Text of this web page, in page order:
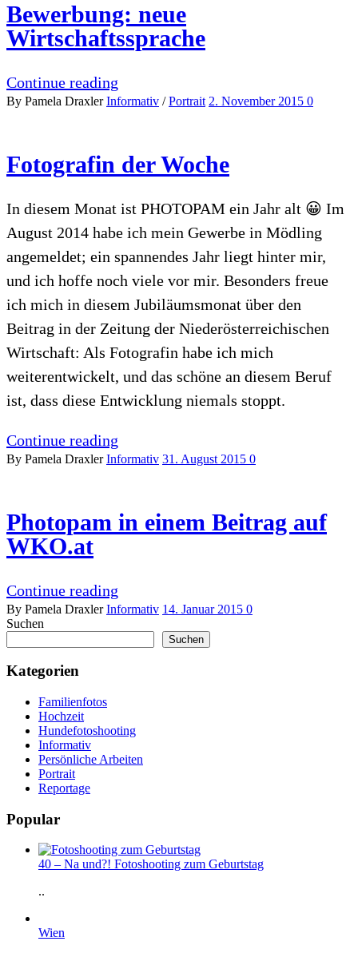
Bewerbung: neue
Wirtschaftssprache
Continue reading
By Pamela DraxlerInformativ /Portrait 2. November 2015 0
Fotografin der Woche
In diesem Monat ist PHOTOPAM ein Jahr alt 😀 Im
August 2014 habe ich mein Gewerbe in Mödling
angemeldet; ein spannendes Jahr liegt hinter mir,
und ich hoffe noch viele vor mir. Besonders freue
ich mich in diesem Jubiläumsmonat über den
Beitrag in der Zeitung der Niederösterreichischen
Wirtschaft: Als Fotografin habe ich mich
weiterentwickelt, und das schöne an diesem Beruf
ist, dass diese Entwicklung niemals stoppt.
Continue reading
By Pamela DraxlerInformativ 31. August 2015 0
Photopam in einem Beitrag auf
WKO.at
Continue reading
By Pamela DraxlerInformativ 14. Januar 2015 0
Suchen
Suchen
Kategorien
Familienfotos
Hochzeit
Hundefotoshooting
Informativ
Persönliche Arbeiten
Portrait
Reportage
Popular
40 – Na und?! Fotoshooting zum Geburtstag
..
Wien